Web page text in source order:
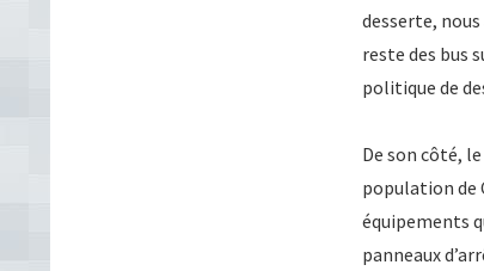
desserte,
reste des bus
politique de
De son côté,
population de
équipements
panneaux